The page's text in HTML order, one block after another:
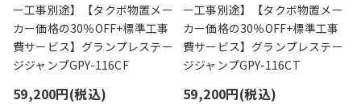
ー工事別途】【タクボ物置メー
カー価格の30％OFF+標準工事
費サービス】グランプレステー
ジジャンプGPY-116CF
59,200円(税込)
ー工事別途】【タクボ物置メー
カー価格の30％OFF+標準工事
費サービス】グランプレステー
ジジャンプGPY-116CT
59,200円(税込)